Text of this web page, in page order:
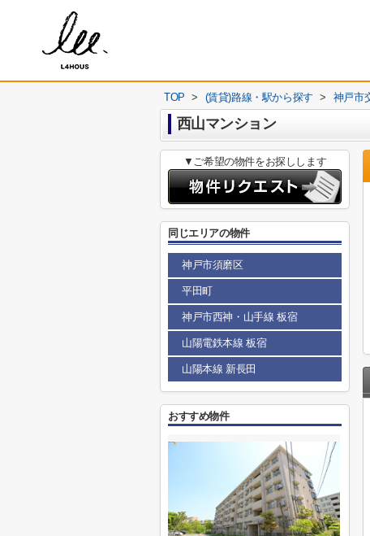
TOP > (賃貸)路線・駅から探す > 神戸市
西山マンション
▼ご希望の物件をお探しします
同じエリアの物件
神戸市須磨区
平田町
神戸市西神・山手線 板宿
山陽電鉄本線 板宿
山陽本線 新長田
おすすめ物件